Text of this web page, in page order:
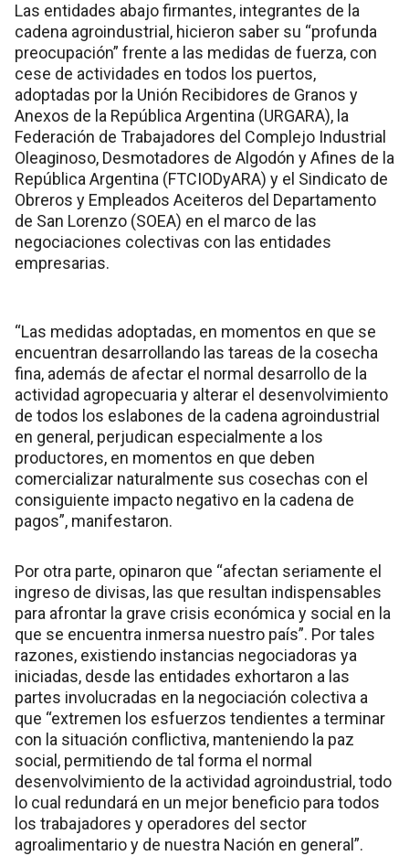
Las entidades abajo firmantes, integrantes de la
cadena agroindustrial, hicieron saber su “profunda
preocupación” frente a las medidas de fuerza, con
cese de actividades en todos los puertos,
adoptadas por la Unión Recibidores de Granos y
Anexos de la República Argentina (URGARA), la
Federación de Trabajadores del Complejo Industrial
Oleaginoso, Desmotadores de Algodón y Afines de la
República Argentina (FTCIODyARA) y el Sindicato de
Obreros y Empleados Aceiteros del Departamento
de San Lorenzo (SOEA) en el marco de las
negociaciones colectivas con las entidades
empresarias.
“Las medidas adoptadas, en momentos en que se
encuentran desarrollando las tareas de la cosecha
fina, además de afectar el normal desarrollo de la
actividad agropecuaria y alterar el desenvolvimiento
de todos los eslabones de la cadena agroindustrial
en general, perjudican especialmente a los
productores, en momentos en que deben
comercializar naturalmente sus cosechas con el
consiguiente impacto negativo en la cadena de
pagos”, manifestaron.
Por otra parte, opinaron que “afectan seriamente el
ingreso de divisas, las que resultan indispensables
para afrontar la grave crisis económica y social en la
que se encuentra inmersa nuestro país”. Por tales
razones, existiendo instancias negociadoras ya
iniciadas, desde las entidades exhortaron a las
partes involucradas en la negociación colectiva a
que “extremen los esfuerzos tendientes a terminar
con la situación conflictiva, manteniendo la paz
social, permitiendo de tal forma el normal
desenvolvimiento de la actividad agroindustrial, todo
lo cual redundará en un mejor beneficio para todos
los trabajadores y operadores del sector
agroalimentario y de nuestra Nación en general”.